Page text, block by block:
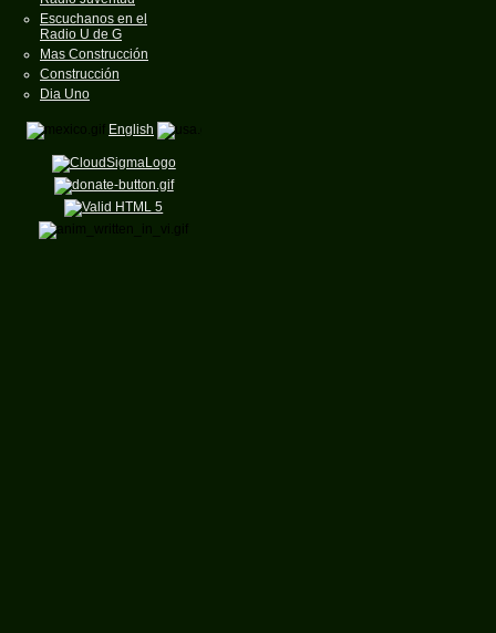
Escuchanos en el
Radio U de G
Mas Construcción
Construcción
Dia Uno
English